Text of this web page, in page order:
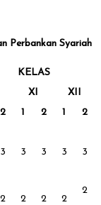
Perbankan Syariah
KELAS
XI
XII
2 1 2 1
2
3 3 3 3 3
2 2 2 2
2